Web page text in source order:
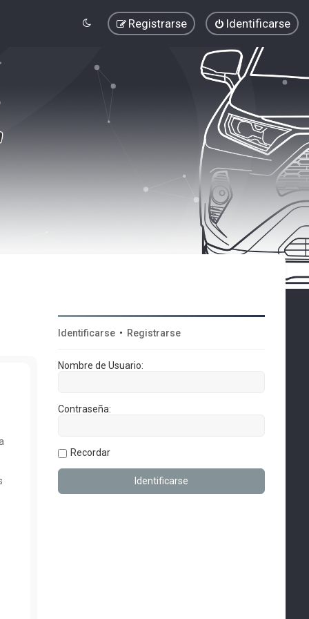
Identificarse
Registrarse
Identificarse • Registrarse
Nombre de Usuario:
Contraseña:
Recordar